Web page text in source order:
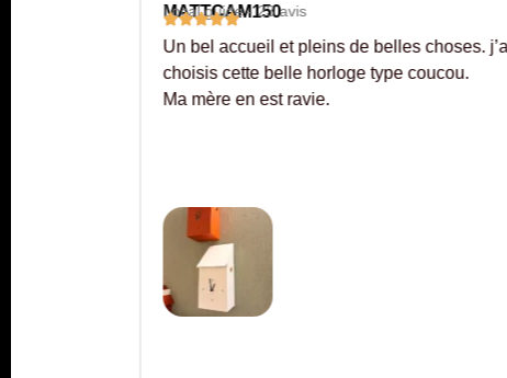
MATTCAM150
Local guide - 23 avis
Un bel accueil et pleins de belles choses. j’ai
choisis cette belle horloge type coucou.
Ma mère en est ravie.